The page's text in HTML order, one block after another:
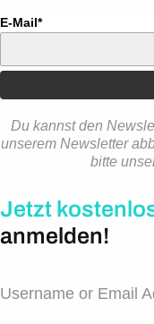
E-Mail*
Du kannst den
unserem Newsletter
bitte
Jetzt
anmelden!
Username or Email